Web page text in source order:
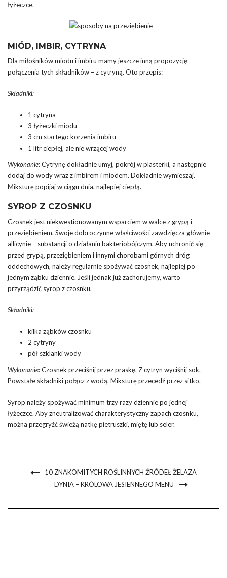
łyżeczce.
MIÓD, IMBIR, CYTRYNA
Dla miłośników miodu i imbiru mamy jeszcze inną propozycję
połączenia tych składników – z cytryną. Oto przepis:
Składniki:
1 cytryna
3 łyżeczki miodu
3 cm startego korzenia imbiru
1 litr ciepłej, ale nie wrzącej wody
Wykonanie: Cytrynę dokładnie umyj, pokrój w plasterki, a następnie
dodaj do wody wraz z imbirem i miodem. Dokładnie wymieszaj.
Miksturę popijaj w ciągu dnia, najlepiej ciepłą.
SYROP Z CZOSNKU
Czosnek jest niekwestionowanym wsparciem w walce z grypą i
przeziębieniem. Swoje dobroczynne właściwości zawdzięcza głównie
allicynie – substancji o działaniu bakteriobójczym. Aby uchronić się
przed grypą, przeziębieniem i innymi chorobami górnych dróg
oddechowych, należy regularnie spożywać czosnek, najlepiej po
jednym ząbku dziennie. Jeśli jednak już zachorujemy, warto
przyrządzić syrop z czosnku.
Składniki:
kilka ząbków czosnku
2 cytryny
pół szklanki wody
Wykonanie: Czosnek przeciśnij przez praskę. Z cytryn wyciśnij sok.
Powstałe składniki połącz z wodą. Miksturę przecedź przez sitko.
Syrop należy spożywać minimum trzy razy dziennie po jednej
łyżeczce. Aby zneutralizować charakterystyczny zapach czosnku,
można przegryźć świeżą natkę pietruszki, miętę lub seler.
10 ZNAKOMITYCH ROŚLINNYCH ŹRÓDEŁ ŻELAZA
DYNIA – KRÓLOWA JESIENNEGO MENU